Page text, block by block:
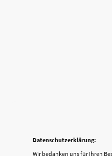
Datenschutzerklärung:
Wir bedanken uns für Ihren